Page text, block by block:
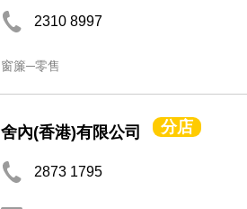
2310 8997
窗簾─零售
舍內(香港)有限公司 分店
2873 1795